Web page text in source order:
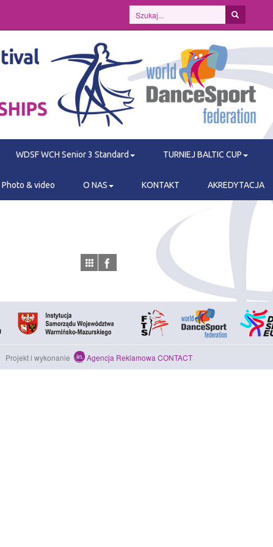
WDSF WCH Senior 3 Standard TURNIEJ BALTIC CUP
Photo & video O NAS KONTAKT AKREDYTACJA
Projekt i wykonanie Agencja Reklamowa CONTACT